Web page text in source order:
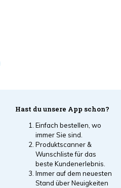
Hast du unsere App schon?
Einfach bestellen, wo
immer Sie sind.
Produktscanner &
Wunschliste für das
beste Kundenerlebnis.
Immer auf dem neuesten
Stand über Neuigkeiten